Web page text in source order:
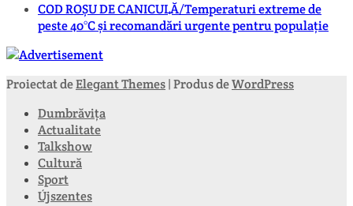
COD ROȘU DE CANICULĂ/Temperaturi extreme de
peste 40°C și recomandări urgente pentru populație
Proiectat deElegant Themes| Produs deWordPress
Dumbrăvița
Actualitate
Talkshow
Cultură
Sport
Újszentes